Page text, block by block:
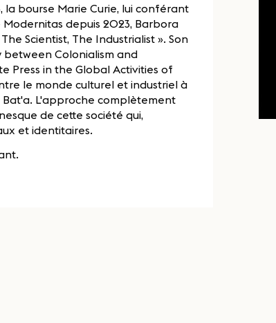
bourse Marie Curie, lui conférant
depuis 2023, Barbora
Scientist, The Industrialist ». Son
between Colonialism and
Press in the Global Activities of
le monde culturel et industriel à
L'approche complètement
de cette société qui,
et identitaires.